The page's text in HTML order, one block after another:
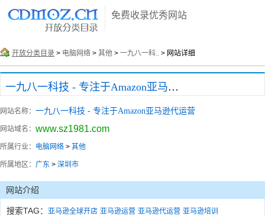
免费收录优秀网站
开放分类目录 > 电脑网络 > 其他 > 一九八一科.. > 网站详细
一九八一科技 - 专注于Amazon亚马逊代运营
网站名称： 一九八一科技 - 专注于Amazon亚马逊代运营
网站域名： www.sz1981.com
所属行业： 电脑网络 > 其他
所属地区： 广东 > 深圳市
网站介绍
搜索TAG： 亚马逊全球开店 亚马逊运营 亚马逊代运营 亚马逊培训